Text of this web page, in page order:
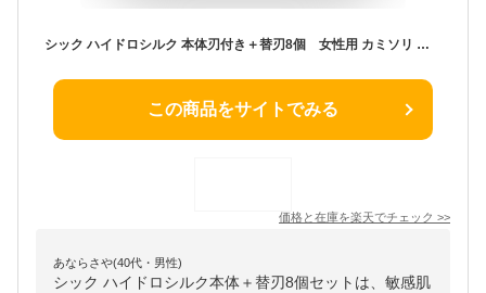
シック ハイドロシルク 本体刃付き＋替刃8個 女性用 カミソリ 替え刃 女性用カミソリ 女性用剃刀 剃刀 交換 レディース shick HYDRO Silk 8枚 8コ 女性 ムダ毛 産毛 顔そり 顔剃り ビキニライン シックハイドロ 敏感肌 しっとり 潤い ヒアルロン酸 クラブセット
この商品をサイトでみる
価格と在庫を楽天でチェック >>
あならさや(40代・男性)
シック ハイドロシルク本体＋替刃8個セットは、敏感肌